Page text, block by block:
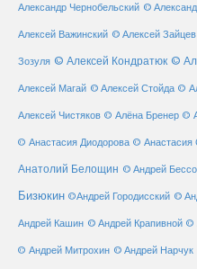
Александр Чернобельский ©
Алексей Важинский © Алексей Зайцев
Зозуля © Алексей Кондратюк ©
Алексей Магай © Алексей Стойда ©
Алексей Чистяков © Алёна Бренер ©
© Анастасия Диодорова © Анастасия
Анатолий Белощин © Андрей
Бизюкин ©Андрей Городисский ©
Андрей Кашин © Андрей Крапивной ©
© Андрей Митрохин © Андрей Нарчук